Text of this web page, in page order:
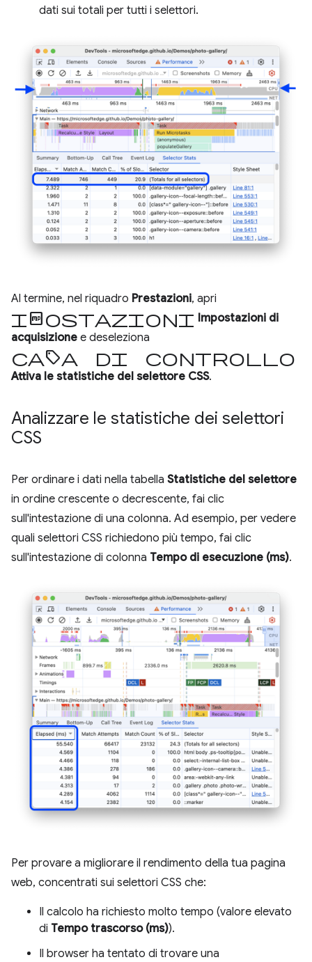
dati sui totali per tutti i selettori.
Al termine, nel riquadro Prestazioni, apri
Impostazioni Impostazioni di
acquisizione e deseleziona
casella di controllo
Attiva le statistiche del selettore CSS.
Analizzare le statistiche dei selettori
CSS
Per ordinare i dati nella tabella Statistiche del selettore
in ordine crescente o decrescente, fai clic
sull'intestazione di una colonna. Ad esempio, per vedere
quali selettori CSS richiedono più tempo, fai clic
sull'intestazione di colonna Tempo di esecuzione (ms).
Per provare a migliorare il rendimento della tua pagina
web, concentrati sui selettori CSS che:
Il calcolo ha richiesto molto tempo (valore elevato
di Tempo trascorso (ms)).
Il browser ha tentato di trovare una